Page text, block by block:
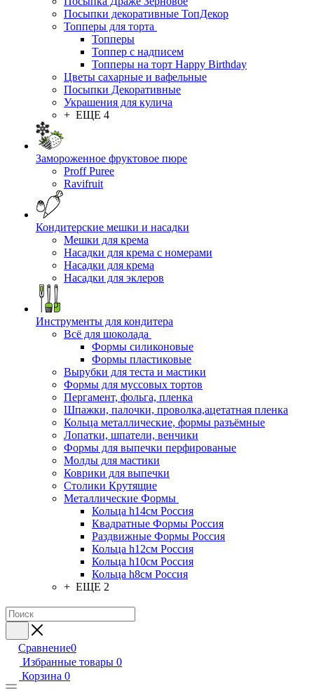
Посыпки декоративные ТопДекор
Топперы для торта
Топперы
Топпер с надписем
Топперы на торт Happy Birthday
Цветы сахарные и вафельные
Посыпки Декоративные
Украшения для кулича
+ ЕЩЕ 4
Замороженное фруктовое пюре
Proff Puree
Ravifruit
Кондитерские мешки и насадки
Мешки для крема
Насадки для крема с номерами
Насадки для крема
Насадки для эклеров
Инструменты для кондитера
Всё для шоколада
Формы силиконовые
Формы пластиковые
Вырубки для теста и мастики
Формы для муссовых тортов
Пергамент, фольга, пленка
Шпажки, палочки, проволка,ацетатная пленка
Кольца металлические, формы разъёмные
Лопатки, шпатели, венчики
Формы для выпечки перфированые
Молды для мастики
Коврики для выпечки
Столики Крутящие
Металлические Формы
Кольца h14см Россия
Квадратные Формы Россия
Раздвижные Формы Россия
Кольца h12см Россия
Кольца h10см Россия
Кольца h8см Россия
+ ЕЩЕ 2
Сравнение0
Избранные товары 0
Корзина 0